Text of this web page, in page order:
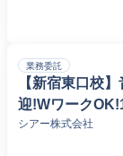
業務委託
【新宿東口校
迎!Wワーク
シアー株式会社